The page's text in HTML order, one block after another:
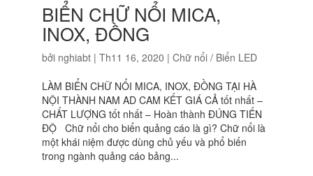
BIỂN CHỮ NỔI MICA,
INOX, ĐỒNG
bởi nghiabt| Th11 16, 2020 | Chữ nổi / Biển LED
LÀM BIỂN CHỮ NỔI MICA, INOX, ĐỒNG TẠI HÀ
NỘI THÀNH NAM AD CAM KẾT GIÁ CẢ tốt nhất –
CHẤT LƯỢNG tốt nhất – Hoàn thành ĐÚNG TIẾN
ĐỘ Chữ nổi cho biển quảng cáo là gì? Chữ nổi là
một khái niệm được dùng chủ yếu và phổ biến
trong ngành quảng cáo bảng...